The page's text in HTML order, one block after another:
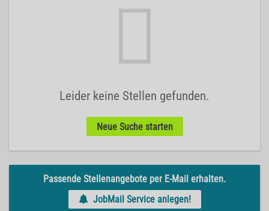
Leider keine Stellen gefunden.
Neue Suche starten
Passende Stellenangebote per E-Mail erhalten.
JobMail Service anlegen!